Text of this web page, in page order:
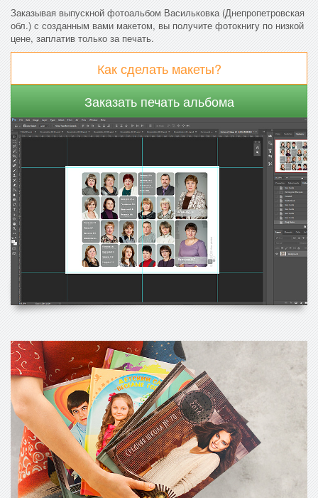
Заказывая выпускной фотоальбом Васильковка (Днепропетровская
обл.) с созданным вами макетом, вы получите фотокнигу по низкой
цене, заплатив только за печать.
Как сделать макеты?
Заказать печать альбома